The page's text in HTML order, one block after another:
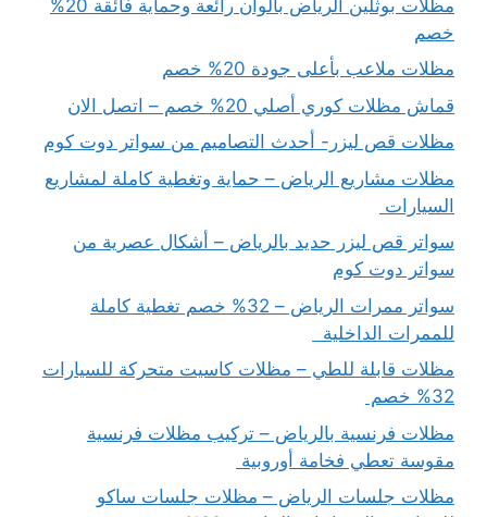
مظلات بوثلين الرياض بألوان رائعة وحماية فائقة 20%
خصم
مظلات ملاعب بأعلى جودة 20% خصم
قماش مظلات كوري أصلي 20% خصم – اتصل الان
مظلات قص ليزر- أحدث التصاميم من سواتر دوت كوم
مظلات مشاريع الرياض – حماية وتغطية كاملة لمشاريع
السيارات
سواتر قص ليزر حديد بالرياض – أشكال عصرية من
سواتر دوت كوم
سواتر ممرات الرياض – 32% خصم تغطية كاملة
للممرات الداخلية
مظلات قابلة للطي – مظلات كاسيت متحركة للسيارات
32% خصم
مظلات فرنسية بالرياض – تركيب مظلات فرنسية
مقوسة تعطي فخامة أوروبية
مظلات جلسات الرياض – مظلات جلسات ساكو